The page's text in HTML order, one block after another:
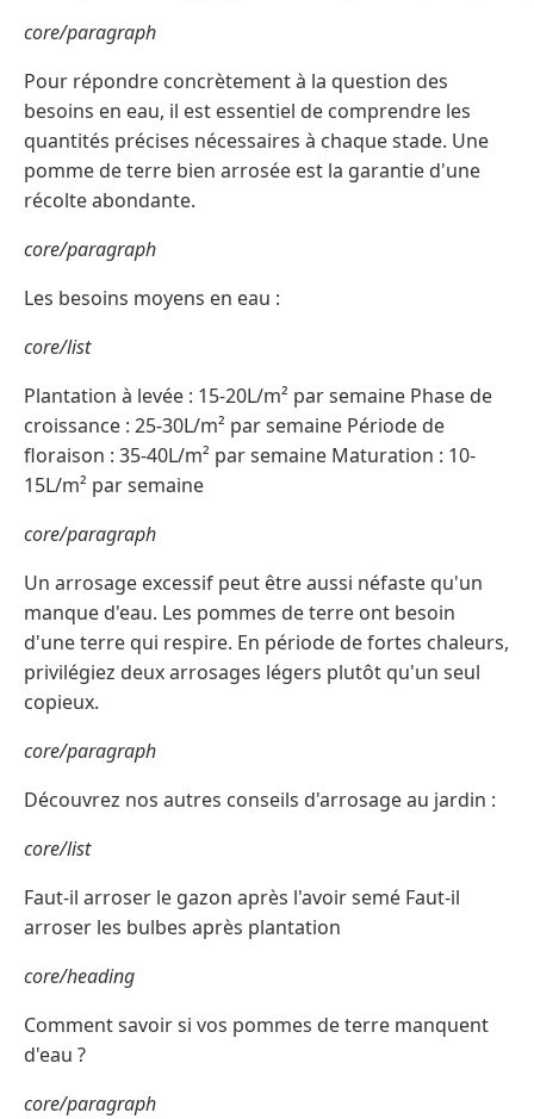
core/paragraph
Pour répondre concrètement à la question des
besoins en eau, il est essentiel de comprendre les
quantités précises nécessaires à chaque stade. Une
pomme de terre bien arrosée est la garantie d'une
récolte abondante.
core/paragraph
Les besoins moyens en eau :
core/list
Plantation à levée : 15-20L/m² par semaine Phase de
croissance : 25-30L/m² par semaine Période de
floraison : 35-40L/m² par semaine Maturation : 10-
15L/m² par semaine
core/paragraph
Un arrosage excessif peut être aussi néfaste qu'un
manque d'eau. Les pommes de terre ont besoin
d'une terre qui respire. En période de fortes chaleurs,
privilégiez deux arrosages légers plutôt qu'un seul
copieux.
core/paragraph
Découvrez nos autres conseils d'arrosage au jardin :
core/list
Faut-il arroser le gazon après l'avoir semé Faut-il
arroser les bulbes après plantation
core/heading
Comment savoir si vos pommes de terre manquent
d'eau ?
core/paragraph